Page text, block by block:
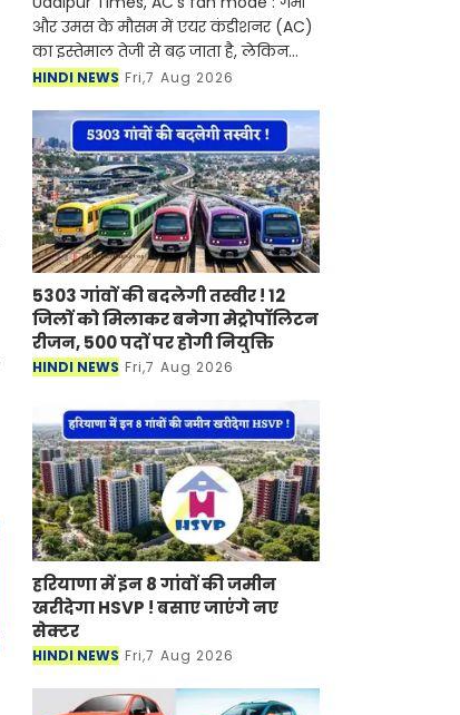
और उमस के मौसम में एयर कंडीशनर (AC)
का इस्तेमाल तेजी से बढ़ जाता है, लेकिन
इसके साथ बिजली का बिल भी काफी बढ़
कम करने के लिए A
HINDI NEWS Fri,7 Aug 2026
5303 गांवों की बदलेगी तस्वीर ! 12
जिलों को मिलाकर बनेगा मेट्रोपॉलिटन
रीजन, 500 पदों पर होगी नियुक्ति
HINDI NEWS Fri,7 Aug 2026
हरियाणा में इन 8 गांवों की जमीन
खरीदेगा HSVP ! बसाए जाएंगे नए
सेक्टर
HINDI NEWS Fri,7 Aug 2026